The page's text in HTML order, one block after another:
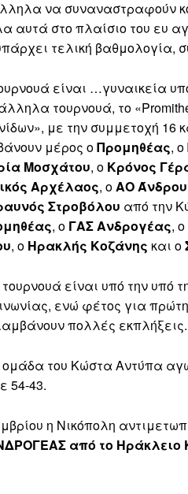
να συναναστραφούν
αυτά στο πλαίσιο του ευ
τελική βαθμολογία,
είναι …γυναικεία
τουρνουά, το
με την συμμετοχή 16
μέρος οΠρομηθέας, ο
Μοσχάτου, ο Κρόνος
Αρχέλαος, οΑΟ Άνδρου
Στροβόλου από την
, ο ΓΑΣ Ανδρογέας, ο
, ο Ηρακλής Κοζάνης και ο
είναι υπό την υπό
ενώ φέτος για
πολλές εκπλήξεις.
του Κώστα Αντύπα
54-43.
η Νικόπολη
από το Ηράκλειο